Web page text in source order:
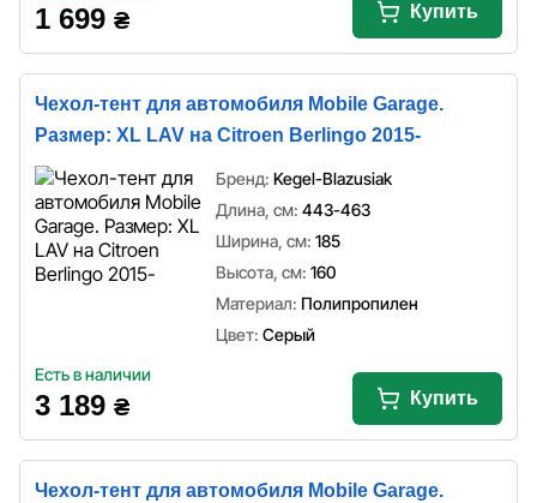
1 699 ₴ Купить
Чехол-тент для автомобиля Mobile Garage.
Размер: XL LAV на Citroen Berlingo 2015-
Бренд: Kegel-Blazusiak
Длина, см: 443-463
Ширина, см: 185
Высота, см: 160
Материал: Полипропилен
Цвет: Серый
Есть в наличии
3 189 ₴ Купить
Чехол-тент для автомобиля Mobile Garage.